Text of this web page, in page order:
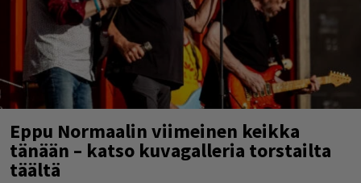
Eppu Normaalin viimeinen keikka
tänään – katso kuvagalleria torstailta
täältä